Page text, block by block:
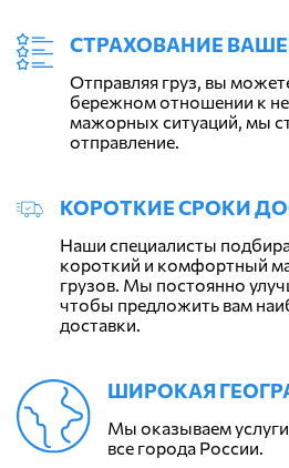
СТРАХОВАНИЕ
Отправляя груз, вы
бережном отношении к
мажорных ситуаций, мы
отправление.
КОРОТКИЕ СРОКИ
Наши специалисты
короткий и комфортный
грузов. Мы постоянно
чтобы предложить вам
доставки.
ШИРОКАЯ
Мы оказываем
все города России.